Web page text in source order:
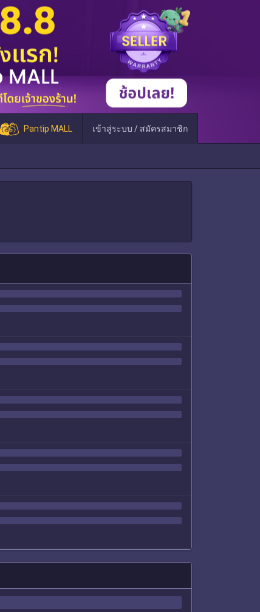
Pantip MALL เข้าสู่ระบบ / สมัครสมาชิก